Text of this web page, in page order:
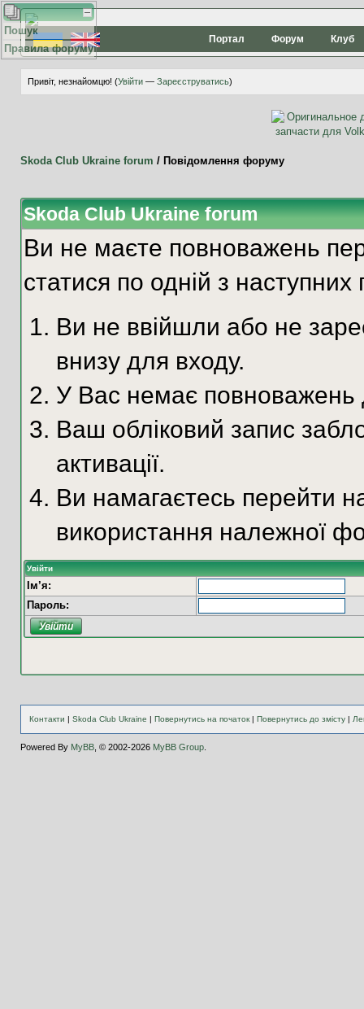
Портал Форум Клуб
Привіт, незнайомцю! (Увійти— Зареєструватись)
Skoda Club Ukraine forum / Повідомлення форуму
Пошук
Правила форуму
Skoda Club Ukraine forum
Ви не маєте повноважень
статися по одній з наступних
Ви не ввійшли або не
внизу для входу.
У Вас немає повноважень
Ваш обліковий запис
активації.
Ви намагаєтесь перейти
використання належної
Увійти
Ім’я:
Пароль:
Контакти | Skoda Club Ukraine | Повернутись на початок| Повернутись до змісту|
Powered By MyBB, © 2002-2026 MyBB Group.